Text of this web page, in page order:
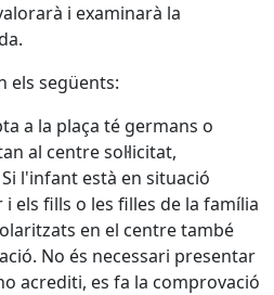
i examinarà la
els següents:
a la plaça té germans o
al centre sol·licitat,
l'infant està en situació
els fills o les filles de la família
en el centre també
No és necessari presentar
acrediti, es fa la comprovació